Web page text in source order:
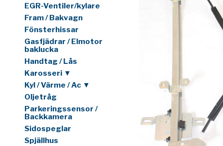
EGR-Ventiler/kylare
Fram / Bakvagn
Fönsterhissar
Gasfjädrar / Elmotor
baklucka
Handtag / Lås
Karosseri ▼
Kyl / Värme / Ac ▼
Oljetråg
Parkeringssensor /
Backkamera
Sidospeglar
Spjällhus